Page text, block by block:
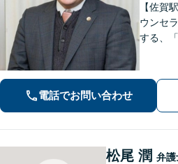
【佐賀
ウンセ
する、
す。刑
績あり
電話でお問い合わせ
松尾 潤 弁護